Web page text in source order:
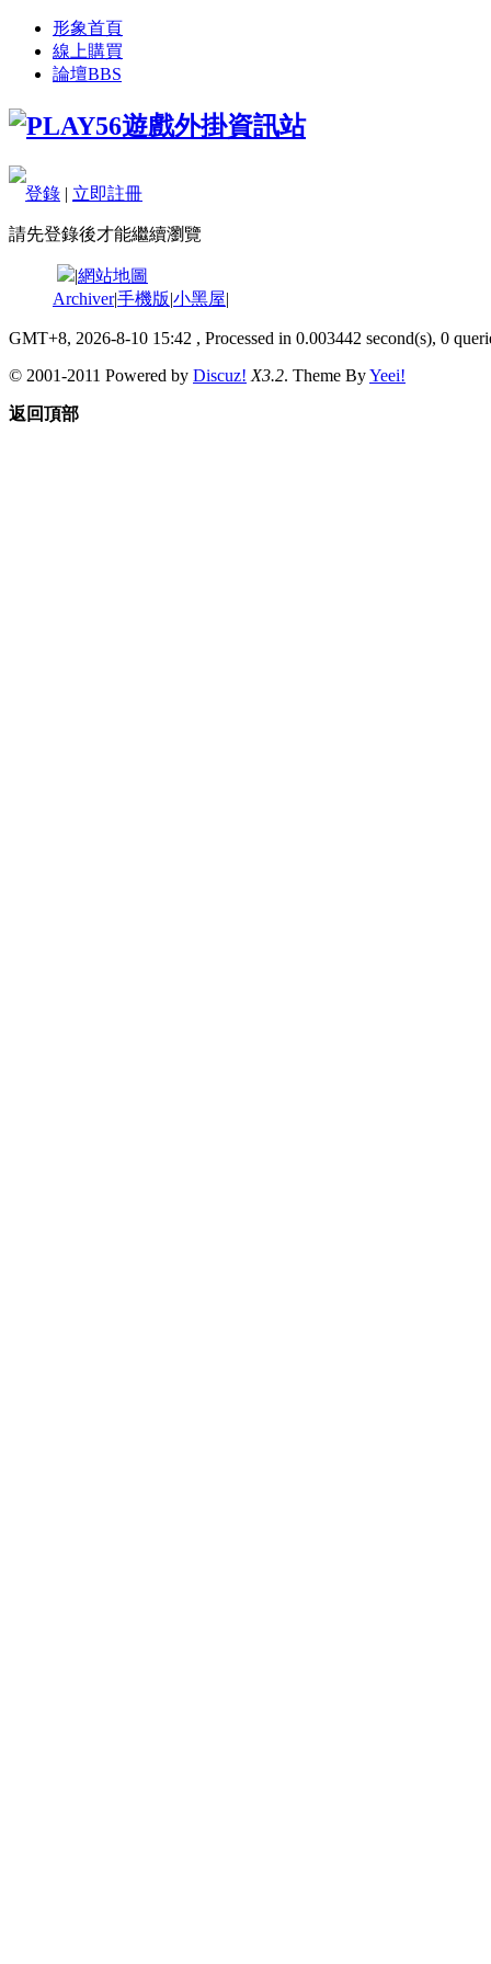
形象首頁
線上購買
論壇BBS
登錄 | 立即註冊
請先登錄後才能繼續瀏覽
|網站地圖
Archiver|手機版|小黑屋|
GMT+8, 2026-8-10 15:42 , Processed in 0.003442 second(s), 0
© 2001-2011 Powered by Discuz! X3.2. Theme ByYeei!
返回頂部